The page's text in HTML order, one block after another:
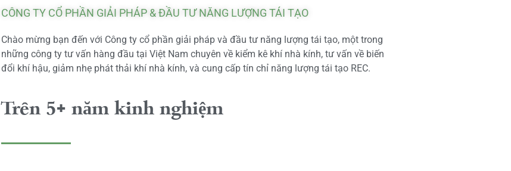
CÔNG TY CỔ PHẦN GIẢI PHÁP & ĐẦU TƯ NĂNG LƯỢNG TÁI TẠO
Chào mừng bạn đến với Công ty cổ phần giải pháp và đầu tư năng lượng tái tạo, một trong
những công ty tư vấn hàng đầu tại Việt Nam chuyên về kiểm kê khí nhà kính, tư vấn về biến
đổi khí hậu, giảm nhẹ phát thải khí nhà kính, và cung cấp tín chỉ năng lượng tái tạo REC.
Trên 5+ năm kinh nghiệm